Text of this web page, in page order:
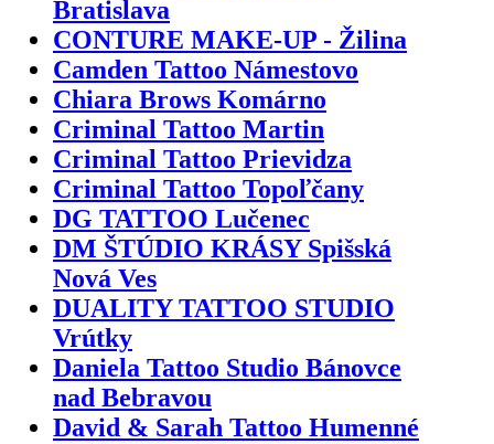
Bratislava
CONTURE MAKE-UP - Žilina
Camden Tattoo Námestovo
Chiara Brows Komárno
Criminal Tattoo Martin
Criminal Tattoo Prievidza
Criminal Tattoo Topoľčany
DG TATTOO Lučenec
DM ŠTÚDIO KRÁSY Spišská
Nová Ves
DUALITY TATTOO STUDIO
Vrútky
Daniela Tattoo Studio Bánovce
nad Bebravou
David & Sarah Tattoo Humenné